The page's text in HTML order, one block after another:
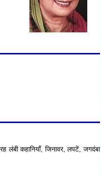
लंबी कहानियाँ, जिनावर, लपटें, जगदंबा